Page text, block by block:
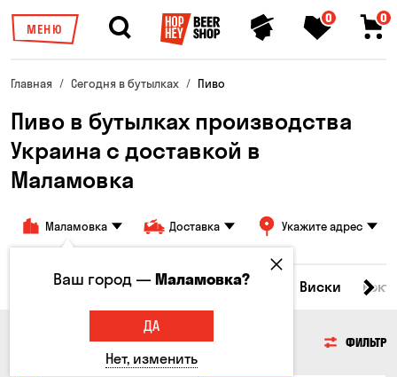
МЕНЮ
0 0
Главная Сегодня в бутылках Пиво
Пиво в бутылках производства
Украина с доставкой в
Маламовка
Маламовка Доставка Укажите адрес
Все товары Пиво Сидр Вино Виски
ФИЛЬТР
Ваш город —Маламовка?
ДА
Нет, изменить